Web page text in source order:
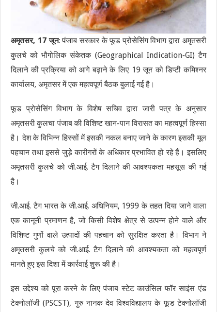
अमृतसर, 17 जून: पंजाब सरकार के फूड प्रोसेसिंग विभाग द्वारा अमृतसरी
कुलचे को भौगोलिक संकेतक (Geographical Indication-GI) टैग
दिलाने की प्रक्रिया को आगे बढ़ाने के लिए 19 जून को डिप्टी कमिश्नर
कार्यालय, अमृतसर में एक महत्वपूर्ण बैठक बुलाई गई है।
फूड प्रोसेसिंग विभाग के विशेष सचिव द्वारा जारी पत्र के अनुसार
अमृतसरी कुलचा पंजाब की विशिष्ट खान-पान विरासत का महत्वपूर्ण हिस्सा
है। देश के विभिन्न हिस्सों में इसकी नकल बनाए जाने के कारण इसकी मूल
पहचान तथा इससे जुड़े कारीगरों के अधिकार प्रभावित हो रहे हैं। इसलिए
अमृतसरी कुलचे को जी.आई. टैग दिलाने की आवश्यकता महसूस की गई
है।
जी.आई. टैग भारत के जी.आई. अधिनियम, 1999 के तहत दिया जाने वाला
एक कानूनी प्रमाणन है, जो किसी विशेष क्षेत्र से उत्पन्न होने वाले और
विशिष्ट गुणों वाले उत्पादों की पहचान को सुरक्षित करता है। विभाग ने
अमृतसरी कुलचे को जी.आई. टैग दिलाने की आवश्यकता को महत्वपूर्ण
मानते हुए इस दिशा में कार्रवाई शुरू की है।
इस उद्देश्य को पूरा करने के लिए पंजाब स्टेट काउंसिल फॉर साइंस एंड
टेक्नोलॉजी (PSCST), गुरु नानक देव विश्वविद्यालय के फूड टेक्नोलॉजी